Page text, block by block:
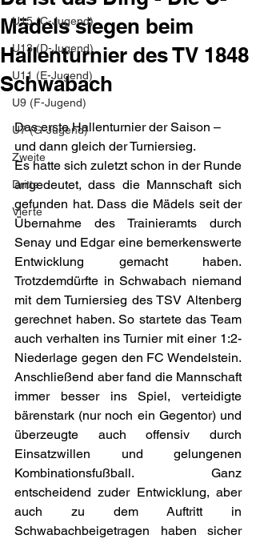
U15 (C-Jugend)
U13 (D-Jugend)
U11 (E-Jugend)
U9 (F-Jugend)
U7 (G-Jugend)
Zweite
Dritte
Vierte
Mädels siegen beim
Hallenturnier des TV 1848
Schwabach
Das erste Hallenturnier der Saison –
und dann gleich der Turniersieg.
Es hatte sich zuletzt schon in der Runde
angedeutet, dass die Mannschaft sich
gefunden hat. Dass die Mädels seit der
Übernahme des Trainieramts durch
Senay und Edgar eine bemerkenswerte
Entwicklung gemacht haben.
Trotzdemdürfte in Schwabach niemand
mit dem Turniersieg des TSV Altenberg
gerechnet haben. So startete das Team
auch verhalten ins Turnier mit einer 1:2-
Niederlage gegen den FC Wendelstein.
Anschließend aber fand die Mannschaft
immer besser ins Spiel, verteidigte
bärenstark (nur noch ein Gegentor) und
überzeugte auch offensiv durch
Einsatzwillen und gelungenen
Kombinationsfußball. Ganz
entscheidend zuder Entwicklung, aber
auch zu dem Auftritt in
Schwabachbeigetragen haben sicher